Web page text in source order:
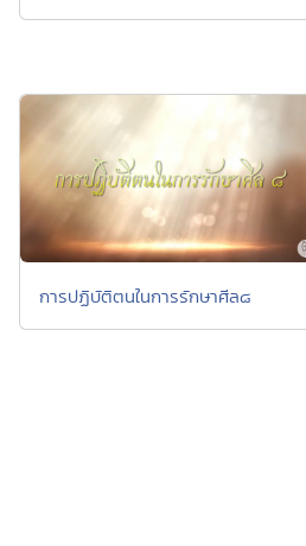
การปฏิบัติตนในการรักษาศีล๘